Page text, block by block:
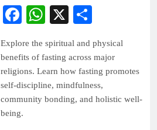
Facebook
WhatsApp
X
Explore the spiritual and physical
benefits of fasting across major
religions. Learn how fasting promotes
self-discipline, mindfulness,
community bonding, and holistic well-
being.